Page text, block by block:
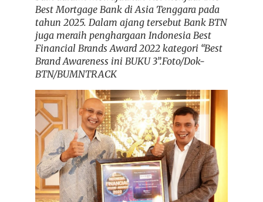
Best Mortgage Bank di Asia Tenggara pada
tahun 2025. Dalam ajang tersebut Bank BTN
juga meraih penghargaan Indonesia Best
Financial Brands Award 2022 kategori “Best
Brand Awareness ini BUKU 3”.Foto/Dok-
BTN/BUMNTRACK